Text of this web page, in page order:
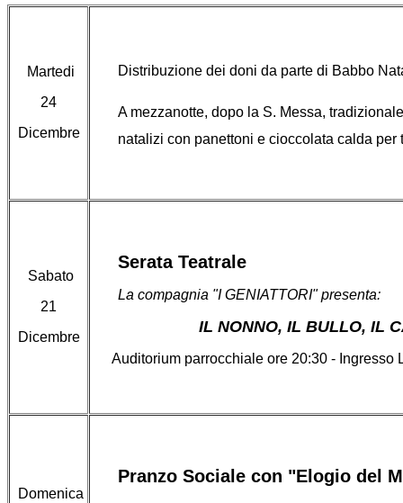
Martedi
24
Dicembre
Distribuzione dei doni da parte di Babbo
A mezzanotte, dopo la S. Messa,
natalizi con panettoni e cioccolata calda per
Sabato
21
Dicembre
Serata Teatrale
La compagnia "I GENIATTORI" presenta:
IL NONNO, IL BULLO, IL
Auditorium parrocchiale ore 20:30 - Ingresso
Domenica
Pranzo Sociale con "Elogio del